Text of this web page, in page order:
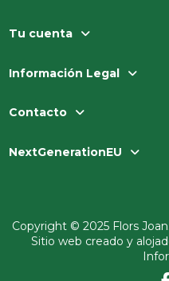
Tu cuenta
Información Legal
Contacto
NextGenerationEU
Copyright © 2025 Flors
Sitio web creado y